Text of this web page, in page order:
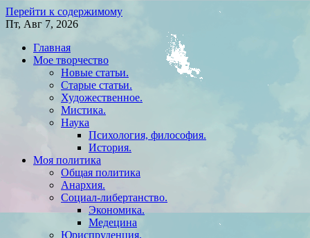
Перейти к содержимому
Пт, Авг 7, 2026
Главная
Мое творчество
Новые статьи.
Старые статьи.
Художественное.
Мистика.
Наука
Психология, философия.
История.
Моя политика
Общая политика
Анархия.
Социал-либертанство.
Экономика.
Медецина
Юриспруденция.